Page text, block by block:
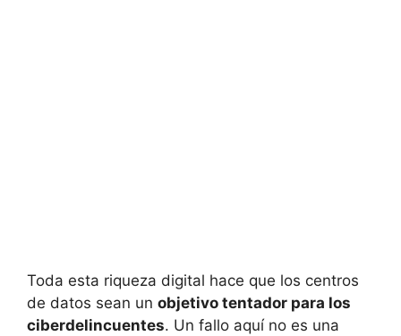
Toda esta riqueza digital hace que los centros
de datos sean un objetivo tentador para los
ciberdelincuentes. Un fallo aquí no es una